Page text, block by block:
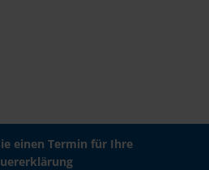
einen Termin für Ihre